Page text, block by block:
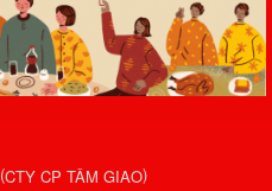
(CTY CP TÂM GIAO)